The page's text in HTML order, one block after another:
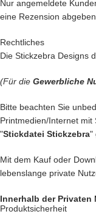
mit Herzblut digitalisiert
liefern getestet.
Denn bei uns kommen
Du kannst mit unseren
verschönern und zu
Kinderaugen zum
… kreiereGeschenke
Nur angemeldete
eine Rezension
Rechtliches
Die Stickzebra Designs
(Für die Gewerbliche
Bitte beachten Sie
Printmedien/Internet mit
"Stickdatei Stickzebra"
Mit dem Kauf oder
lebenslange private
Innerhalb der
Produktsicherheit